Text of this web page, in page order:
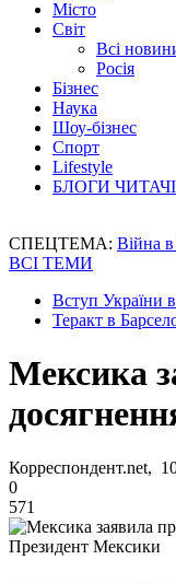
Місто
Світ
Всі
Росія
Бізнес
Наука
Шоу-бізнес
Спорт
Lifestyle
БЛОГИ
СПЕЦТЕМА: Війна в
ВСІ ТЕМИ
Вступ України
Теракт в
Мексика
Корреспондент.net,
0
571
Президент Мексики